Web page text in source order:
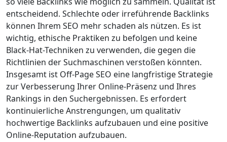
entscheidend. Schlechte oder irreführende Backlinks
können Ihrem SEO mehr schaden als nützen. Es ist
wichtig, ethische Praktiken zu befolgen und keine
Black-Hat-Techniken zu verwenden, die gegen die
Richtlinien der Suchmaschinen verstoßen könnten.
Insgesamt ist Off-Page SEO eine langfristige Strategie
zur Verbesserung Ihrer Online-Präsenz und Ihres
Rankings in den Suchergebnissen. Es erfordert
kontinuierliche Anstrengungen, um qualitativ
hochwertige Backlinks aufzubauen und eine positive
Online-Reputation aufzubauen.